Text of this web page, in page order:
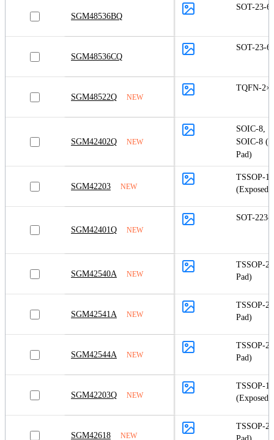
SGM48536BQ
SOT-23-6
SGM48536CQ
SOT-23-6
SGM48522Q NEW
TQFN-
SGM42402Q NEW
SOIC-8,
SOIC-8
Pad)
SGM42203 NEW
TSSOP-
(Exposed
SGM42401Q NEW
SOT-223-
SGM42540A NEW
TSSOP-
Pad)
SGM42541A NEW
TSSOP-
Pad)
SGM42544A NEW
TSSOP-
Pad)
SGM42203Q NEW
TSSOP-
(Exposed
SGM42618 NEW
TSSOP-